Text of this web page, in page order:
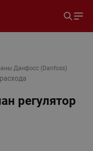
Данфосс (Danfoss)
регулятор